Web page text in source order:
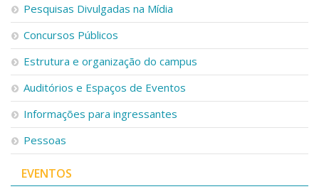
Pesquisas Divulgadas na Mídia
Concursos Públicos
Estrutura e organização do campus
Auditórios e Espaços de Eventos
Informações para ingressantes
Pessoas
EVENTOS